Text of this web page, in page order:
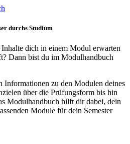
durchs Studium
dich in einem Modul erwarten
Dann bist du im Modulhandbuch
zu den Modulen deines
über die Prüfungsform bis hin
Modulhandbuch hilft dir dabei, dein
Module für dein Semester